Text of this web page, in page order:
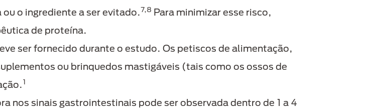
o ingrediente a ser evitado.7,8 Para minimizar esse risco,
de proteína.
ser fornecido durante o estudo. Os petiscos de alimentação,
ou brinquedos mastigáveis (tais como os ossos de
1
nos sinais gastrointestinais pode ser observada dentro de 1 a 4